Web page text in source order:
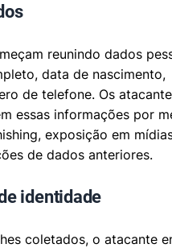
reunindo dados
data de nascimento,
de telefone. Os
essas informações por
exposição em
de dados anteriores.
identidade
coletados, o atacante